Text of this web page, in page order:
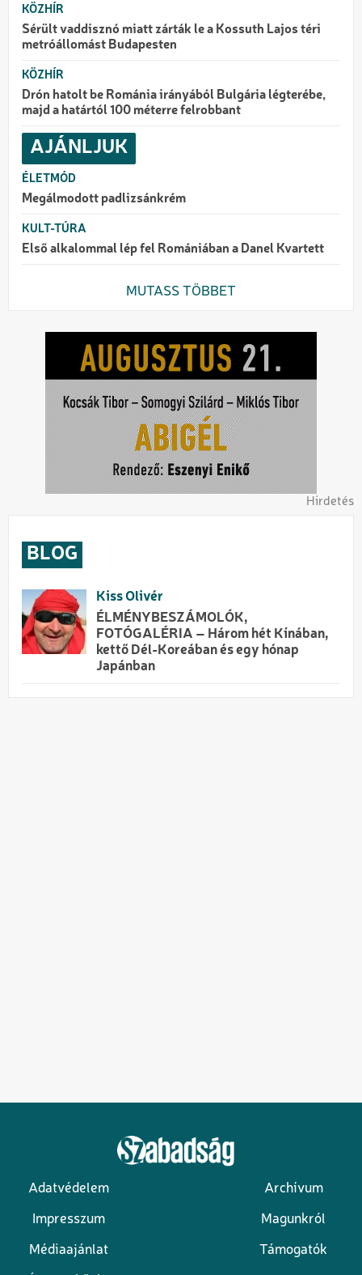
KÖZHÍR
Sérült vaddisznó miatt zárták le a Kossuth Lajos téri
metróállomást Budapesten
KÖZHÍR
Drón hatolt be Románia irányából Bulgária légterébe,
majd a határtól 100 méterre felrobbant
AJÁNLJUK
ÉLETMÓD
Megálmodott padlizsánkrém
KULT-TÚRA
Első alkalommal lép fel Romániában a Danel Kvartett
MUTASS TÖBBET
Hirdetés
BLOG
Kiss Olivér
ÉLMÉNYBESZÁMOLÓK,
FOTÓGALÉRIA – Három hét Kínában,
kettő Dél-Koreában és egy hónap
Japánban
Lábléc
Adatvédelem Archívum
Impresszum Magunkról
Médiaajánlat Támogatók